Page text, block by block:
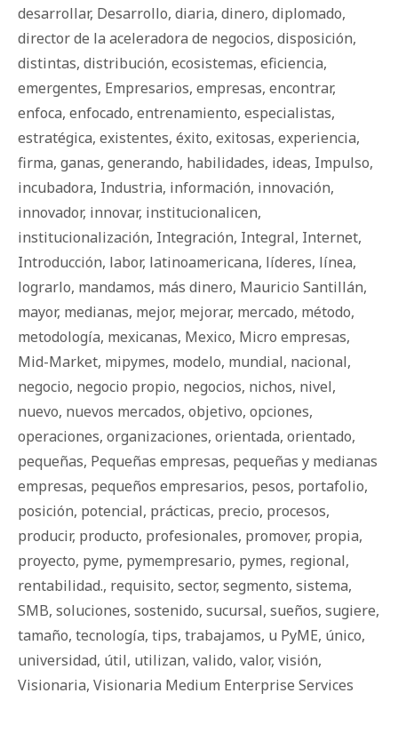
desarrollar, Desarrollo, diaria, dinero, diplomado,
director de la aceleradora de negocios, disposición,
distintas, distribución, ecosistemas, eficiencia,
emergentes, Empresarios, empresas, encontrar,
enfoca, enfocado, entrenamiento, especialistas,
estratégica, existentes, éxito, exitosas, experiencia,
firma, ganas, generando, habilidades, ideas, Impulso,
incubadora, Industria, información, innovación,
innovador, innovar, institucionalicen,
institucionalización, Integración, Integral, Internet,
Introducción, labor, latinoamericana, líderes, línea,
lograrlo, mandamos, más dinero, Mauricio Santillán,
mayor, medianas, mejor, mejorar, mercado, método,
metodología, mexicanas, Mexico, Micro empresas,
Mid-Market, mipymes, modelo, mundial, nacional,
negocio, negocio propio, negocios, nichos, nivel,
nuevo, nuevos mercados, objetivo, opciones,
operaciones, organizaciones, orientada, orientado,
pequeñas, Pequeñas empresas, pequeñas y medianas
empresas, pequeños empresarios, pesos, portafolio,
posición, potencial, prácticas, precio, procesos,
producir, producto, profesionales, promover, propia,
proyecto, pyme, pymempresario, pymes, regional,
rentabilidad., requisito, sector, segmento, sistema,
SMB, soluciones, sostenido, sucursal, sueños, sugiere,
tamaño, tecnología, tips, trabajamos, u PyME, único,
universidad, útil, utilizan, valido, valor, visión,
Visionaria, Visionaria Medium Enterprise Services